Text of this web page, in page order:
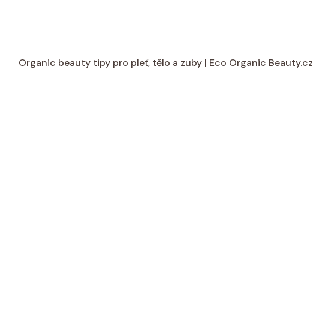
Organic beauty tipy pro pleť, tělo a zuby | Eco Organic Beauty.cz